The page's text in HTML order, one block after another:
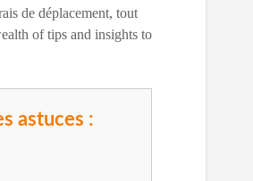
de déplacement, tout
of tips and insights to
astuces :